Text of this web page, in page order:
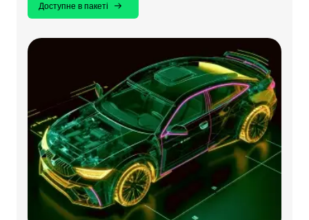
Доступне в пакеті